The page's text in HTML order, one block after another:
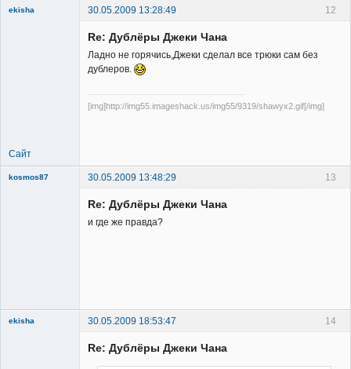
12
ekisha 30.05.2009 13:28:49
Re: Дублёры Джеки Чана
Ладно не горячись,Джеки сделал все трюки сам без
дублеров.
[img]http://img55.imageshack.us/img55/9319/shawyx2.gif[/img]
Сайт
13
kosmos87 30.05.2009 13:48:29
Re: Дублёры Джеки Чана
и где же правда?
14
ekisha 30.05.2009 18:53:47
Re: Дублёры Джеки Чана